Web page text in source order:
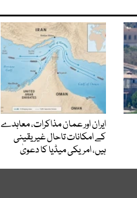
ایران اور عمان مذاکرات، معاہدے
کے امکانات تاحال غیر یقینی
ہیں، امریکی میڈیا کا دعویٰ